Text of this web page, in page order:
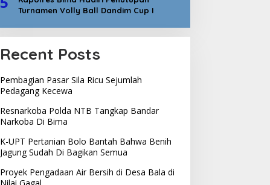
Turnamen Volly Ball Dandim Cup I
Recent Posts
Pembagian Pasar Sila Ricu Sejumlah
Pedagang Kecewa
Resnarkoba Polda NTB Tangkap Bandar
Narkoba Di Bima
K-UPT Pertanian Bolo Bantah Bahwa Benih
Jagung Sudah Di Bagikan Semua
Proyek Pengadaan Air Bersih di Desa Bala di
Nilai Gagal.